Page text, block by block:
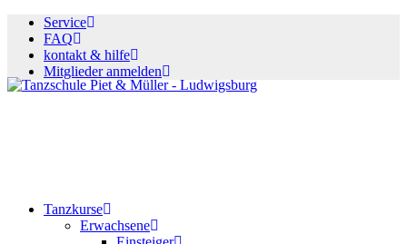
Service
FAQ
kontakt & hilfe
Mitglieder anmelden
Tanzkurse
Erwachsene